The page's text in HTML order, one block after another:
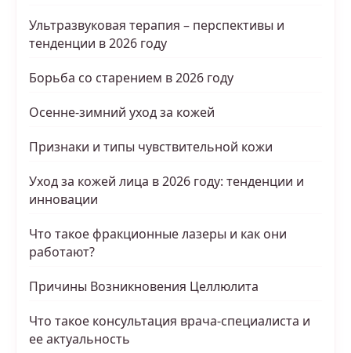
Ультразвуковая терапия – перспективы и
тенденции в 2026 году
Борьба со старением в 2026 году
Осенне-зимний уход за кожей
Признаки и типы чувствительной кожи
Уход за кожей лица в 2026 году: тенденции и
инновации
Что такое фракционные лазеры и как они
работают?
Причины Возникновения Целлюлита
Что такое консультация врача-специалиста и
ее актуальность